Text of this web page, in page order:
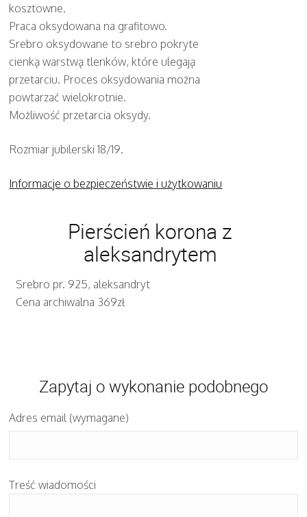
kosztowne.
Praca oksydowana na grafitowo.
Srebro oksydowane to srebro pokryte
cienką warstwą tlenków, które ulegają
przetarciu. Proces oksydowania można
powtarzać wielokrotnie.
Możliwość przetarcia oksydy.
Rozmiar jubilerski 18/19.
Informacje o bezpieczeństwie i użytkowaniu
Pierścień korona z
aleksandrytem
Srebro pr. 925, aleksandryt
Cena archiwalna 369zł
Zapytaj o wykonanie podobnego
Adres email (wymagane)
Treść wiadomości